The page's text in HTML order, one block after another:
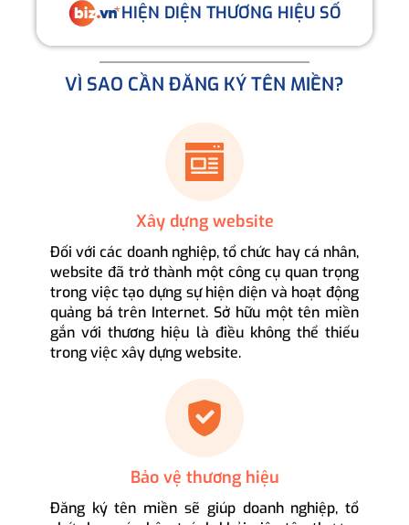
HIỆN DIỆN THƯƠNG HIỆU SỐ
VÌ SAO CẦN ĐĂNG KÝ TÊN MIỀN?
Xây dựng website
Đối với các doanh nghiệp, tổ chức hay cá nhân,
website đã trở thành một công cụ quan trọng
trong việc tạo dựng sự hiện diện và hoạt động
quảng bá trên Internet. Sở hữu một tên miền
gắn với thương hiệu là điều không thể thiếu
trong việc xây dựng website.
Bảo vệ thương hiệu
Đăng ký tên miền sẽ giúp doanh nghiệp, tổ